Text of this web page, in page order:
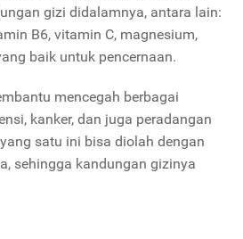
gizi didalamnya, antara lain:
B6, vitamin C, magnesium,
baik untuk pencernaan.
mencegah berbagai
kanker, dan juga peradangan
satu ini bisa diolah dengan
sehingga kandungan gizinya